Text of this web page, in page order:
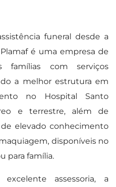
funeral desde a
é uma empresa de
famílias com serviços
a melhor estrutura em
no Hospital Santo
e terrestre, além de
elevado conhecimento
disponíveis no
para família.
assessoria, a